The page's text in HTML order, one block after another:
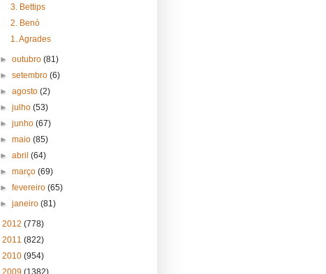
3. Bettips
2. Benó
1. Agrades
►outubro(81)
►setembro(6)
►agosto(2)
►julho(53)
►junho(67)
►maio(85)
►abril(64)
►março(69)
►fevereiro(65)
►janeiro(81)
2012 (778)
2011 (822)
2010 (954)